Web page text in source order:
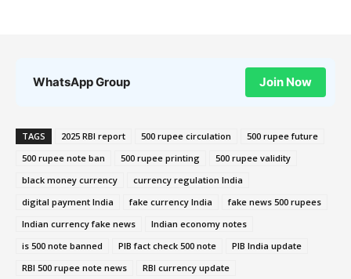
WhatsApp Group Join Now
TAGS 2025 RBI report 500 rupee circulation
500 rupee future
500 rupee note ban
500 rupee printing
500 rupee validity
black money currency
currency regulation India
digital payment India
fake currency India
fake news 500 rupees
Indian currency fake news
Indian economy notes
is 500 note banned
PIB fact check 500 note
PIB India update
RBI 500 rupee note news
RBI currency update